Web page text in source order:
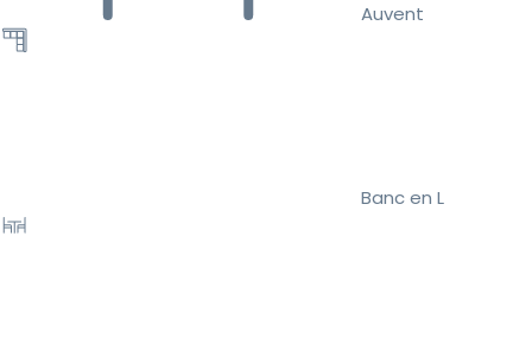
Auvent
Banc en L